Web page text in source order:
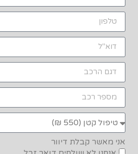
אני מאשר קבלת דיוור